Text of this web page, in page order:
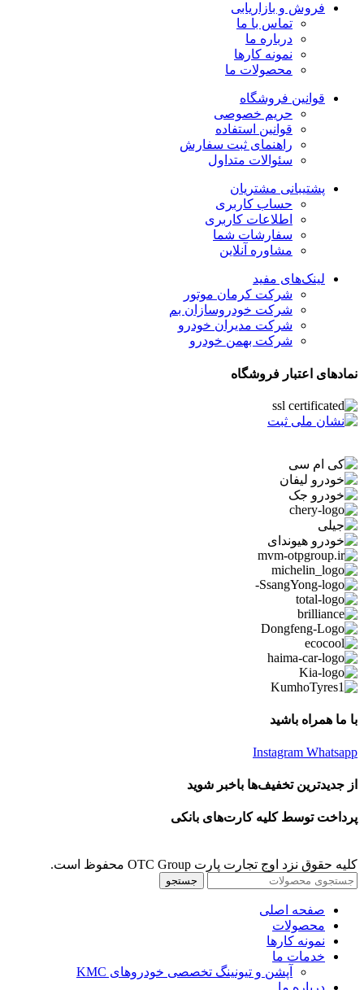
فروش و بازاریابی
تماس با ما
درباره ما
نمونه کارها
محصولات ما
قوانین فروشگاه
حریم خصوصی
قوانین استفاده
راهنمای ثبت سفارش
سئوالات متداول
پشتیبانی مشتریان
حساب کاربری
اطلاعات کاربری
سفارشات شما
مشاوره آنلاین
لینک‌های مفید
شرکت کرمان موتور
شرکت خودروسازان بم
شرکت مدیران خودرو
شرکت بهمن خودرو
نمادهای اعتبار فروشگاه
با ما همراه باشید
Instagram Whatsapp
از جدیدترین تخفیف‌ها باخبر شوید
پرداخت توسط کلیه کارت‌های بانکی
کلیه حقوق نزد اوج تجارت پارت OTC Group محفوظ است.
جستجو
صفحه اصلی
محصولات
نمونه کارها
خدمات ما
آپشن و تیونینگ تخصصی خودروهای KMC